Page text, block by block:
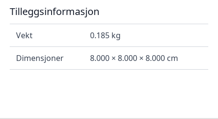
Tilleggsinformasjon
Vekt 0.185 kg
Dimensjoner 8.000 × 8.000 × 8.000 cm